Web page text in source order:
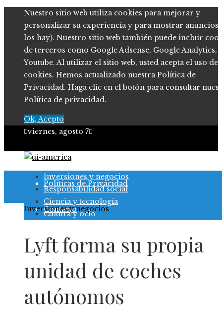
Nuestro sitio web utiliza cookies para mejorar y
personalizar su experiencia y para mostrar anuncios
los hay). Nuestro sitio web también puede incluir
de terceros como Google Adsense, Google Analytics,
Youtube. Al utilizar el sitio web, usted acepta el uso de
cookies. Hemos actualizado nuestra Política de
Privacidad. Haga clic en el botón para consultar
Política de privacidad.
Ok, Acepto
viernes, agosto 7
Quiénes somos
Políticas de Privacidad
Contacto
Inversiones y negocios
Responsabilidad social
Ciencia y tecnología
Cultura y ocio
Inversiones y negocios
Lyft forma su propia
unidad de coches
autónomos